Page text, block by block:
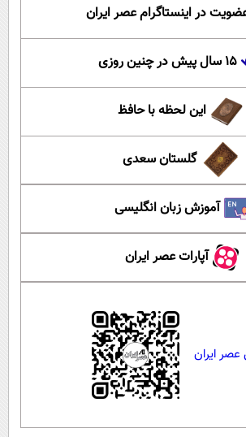
در اینستاگرام عصر ایران
۱۵ سال پیش در چنین روزی
این لحظه با حافظ
گلستان سعدی
آموزش زبان انگلیسی
آپارات عصر ایران
عصر ایران